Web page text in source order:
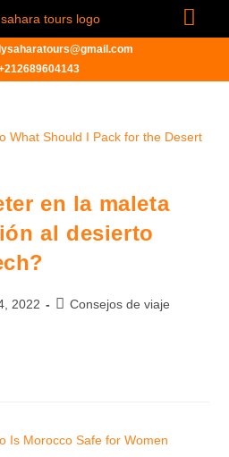
en la maleta
al desierto
2022 Consejos de viaje